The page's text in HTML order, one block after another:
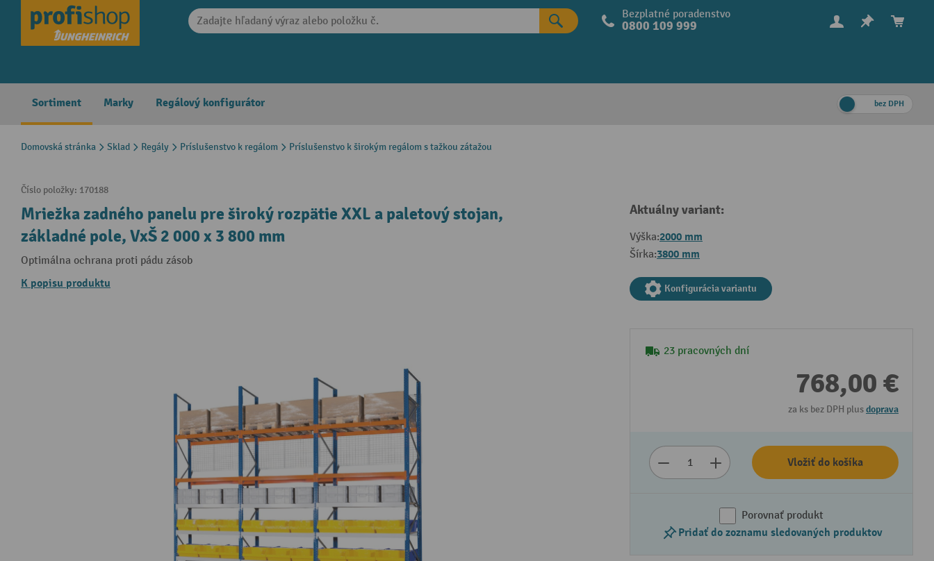
Skip to main navigation Bezplatné poradenstvo
0800 109 999
Sortiment Marky Regálový konfigurátor bez DPH
Domovská stránka Sklad Regály Príslušenstvo k regálom Príslušenstvo k širokým regálom s tažkou zátažou
Číslo položky: 170188
Mriežka zadného panelu pre široký rozpätie XXL a paletový stojan,
základné pole, VxŠ 2 000 x 3 800 mm
Optimálna ochrana proti pádu zásob
K popisu produktu
Aktuálny variant:
Výška:2000 mm
Šírka:3800 mm
Konfigurácia variantu
23 pracovných dní
768,00 €
za ks bez DPH plusdoprava
Vložiť do košíka
Porovnať produkt
Pridať do zoznamu sledovaných produktov